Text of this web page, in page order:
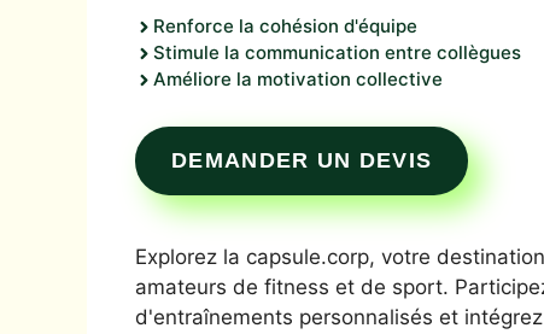
Renforce la cohésion d'équipe
Stimule la communication entre collègues
Améliore la motivation collective
DEMANDER UN DEVIS
Explorez la capsule.corp, votre
amateurs de fitness et de sport.
d'entraînements personnalisés et